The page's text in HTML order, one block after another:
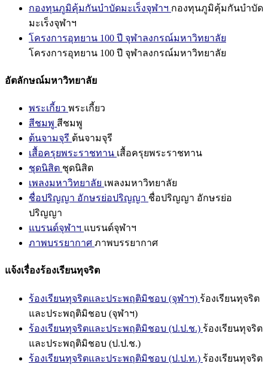
กองทุนภูมิคุ้มกันบำบัดมะเร็งจุฬาฯ กองทุนภูมิคุ้มกันบำบัด
มะเร็งจุฬาฯ
โครงการอุทยาน 100 ปี จุฬาลงกรณ์มหาวิทยาลัย
โครงการอุทยาน 100 ปี จุฬาลงกรณ์มหาวิทยาลัย
อัตลักษณ์มหาวิทยาลัย
พระเกี้ยว พระเกี้ยว
สีชมพู สีชมพู
ต้นจามจุรี ต้นจามจุรี
เสื้อครุยพระราชทาน เสื้อครุยพระราชทาน
ชุดนิสิต ชุดนิสิต
เพลงมหาวิทยาลัย เพลงมหาวิทยาลัย
ชื่อปริญญา อักษรย่อปริญญา ชื่อปริญญา อักษรย่อ
ปริญญา
แบรนด์จุฬาฯ แบรนด์จุฬาฯ
ภาพบรรยากาศ ภาพบรรยากาศ
แจ้งเรื่องร้องเรียนทุจริต
ร้องเรียนทุจริตและประพฤติมิชอบ (จุฬาฯ) ร้องเรียนทุจริต
และประพฤติมิชอบ (จุฬาฯ)
ร้องเรียนทุจริตและประพฤติมิชอบ (ป.ป.ช.) ร้องเรียนทุจริต
และประพฤติมิชอบ (ป.ป.ช.)
ร้องเรียนทุจริตและประพฤติมิชอบ (ป.ป.ท.) ร้องเรียนทุจริต